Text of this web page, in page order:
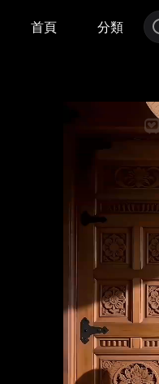
首頁 分類